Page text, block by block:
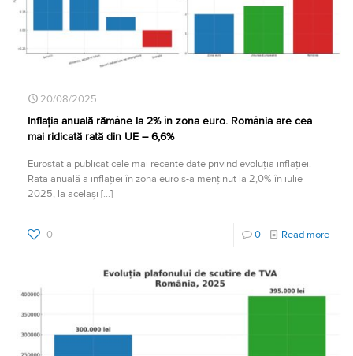
20/08/2025
Inflația anuală rămâne la 2% în zona euro. România are cea
mai ridicată rată din UE – 6,6%
Eurostat a publicat cele mai recente date privind evoluția inflației.
Rata anuală a inflației în zona euro s-a menținut la 2,0% în iulie
2025, la același […]
0 0 Read more